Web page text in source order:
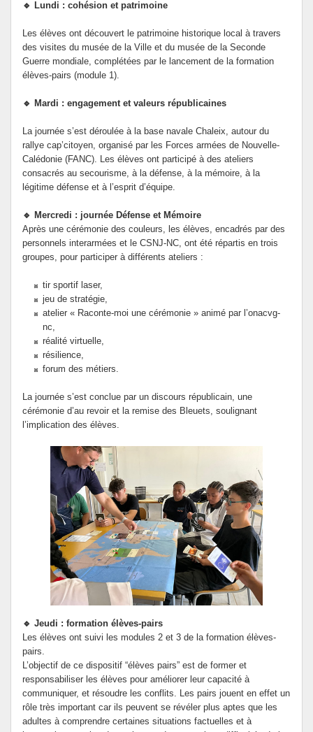
🔹 Lundi : cohésion et patrimoine
Les élèves ont découvert le patrimoine historique local à travers
des visites du musée de la Ville et du musée de la Seconde
Guerre mondiale, complétées par le lancement de la formation
élèves-pairs (module 1).
🔹 Mardi : engagement et valeurs républicaines
La journée s’est déroulée à la base navale Chaleix, autour du
rallye cap’citoyen, organisé par les Forces armées de Nouvelle-
Calédonie (FANC). Les élèves ont participé à des ateliers
consacrés au secourisme, à la défense, à la mémoire, à la
légitime défense et à l’esprit d’équipe.
🔹 Mercredi : journée Défense et Mémoire
Après une cérémonie des couleurs, les élèves, encadrés par des
personnels interarmées et le CSNJ-NC, ont été répartis en trois
groupes, pour participer à différents ateliers :
tir sportif laser,
jeu de stratégie,
atelier « Raconte-moi une cérémonie » animé par l’onacvg-
nc,
réalité virtuelle,
résilience,
forum des métiers.
La journée s’est conclue par un discours républicain, une
cérémonie d’au revoir et la remise des Bleuets, soulignant
l’implication des élèves.
🔹 Jeudi : formation élèves-pairs
Les élèves ont suivi les modules 2 et 3 de la formation élèves-
pairs.
L’objectif de ce dispositif “élèves pairs” est de former et
responsabiliser les élèves pour améliorer leur capacité à
communiquer, et résoudre les conflits. Les pairs jouent en effet un
rôle très important car ils peuvent se révéler plus aptes que les
adultes à comprendre certaines situations factuelles et à